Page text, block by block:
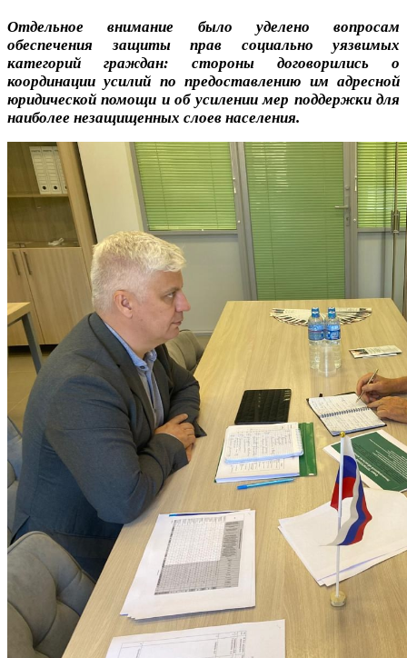
Отдельное внимание было уделено вопросам
обеспечения защиты прав социально уязвимых
категорий граждан: стороны договорились о
координации усилий по предоставлению им адресной
юридической помощи и об усилении мер поддержки для
наиболее незащищенных слоев населения.